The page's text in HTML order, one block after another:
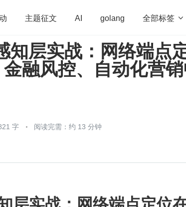
主题征文 AI golang 全部标签 
算法 学习方法 Web3.0 高
运维 深度思考 低代码 redis
知层实战：网络端点
融风控、自动化营
字 阅读完需：约 13 分钟